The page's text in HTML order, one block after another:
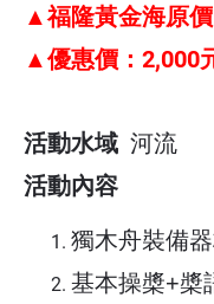
▲福隆黃金海原
▲優惠價：2,000
活動水域 河流
活動內容
獨木舟裝備
基本操槳+槳
行多重用途
掉的涼鞋或布希鞋
划海課程易暈
5.戶外活動安全第
學員狀況調整活
的引導。
6.匯款資料：銀